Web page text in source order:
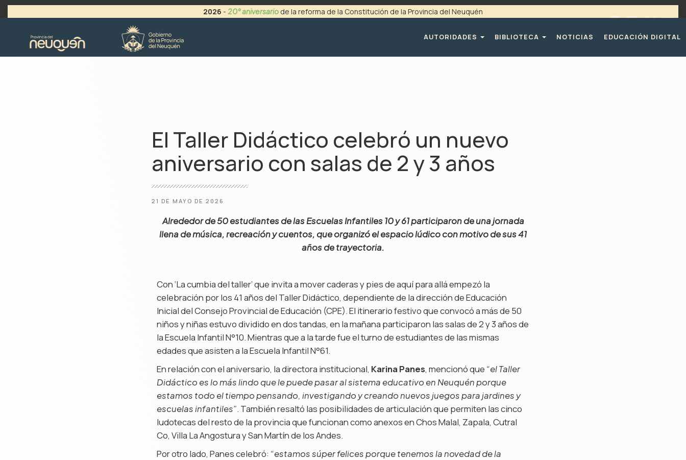
2026 - 20° aniversario de la reforma de la Constitución de la Provincia del Neuquén
AUTORIDADES
BIBLIOTECA NOTICIAS EDUCACIÓN DIGITAL
El Taller Didáctico celebró un nuevo
aniversario con salas de 2 y 3 años
21 DE MAYO DE 2026
Alrededor de 50 estudiantes de las Escuelas Infantiles 10 y 61 participaron de una jornada
llena de música, recreación y cuentos, que organizó el espacio lúdico con motivo de sus 41
años de trayectoria.
Con ‘La cumbia del taller’ que invita a mover caderas y pies de aquí para allá empezó la
celebración por los 41 años del Taller Didáctico, dependiente de la dirección de Educación
Inicial del Consejo Provincial de Educación (CPE). El itinerario festivo que convocó a más de 50
niños y niñas estuvo dividido en dos tandas, en la mañana participaron las salas de 2 y 3 años de
la Escuela Infantil N°10. Mientras que a la tarde fue el turno de estudiantes de las mismas
edades que asisten a la Escuela Infantil N°61.
En relación con el aniversario, la directora institucional, Karina Panes, mencionó que “el Taller
Didáctico es lo más lindo que le puede pasar al sistema educativo en Neuquén porque
estamos todo el tiempo pensando, investigando y creando nuevos juegos para jardines y
escuelas infantiles”. También resaltó las posibilidades de articulación que permiten las cinco
ludotecas del resto de la provincia que funcionan como anexos en Chos Malal, Zapala, Cutral
Co, Villa La Angostura y San Martín de los Andes.
Por otro lado, Panes celebró: “estamos súper felices porque tenemos la novedad de la